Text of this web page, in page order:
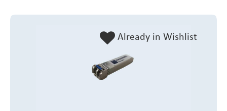
Already in Wishlist